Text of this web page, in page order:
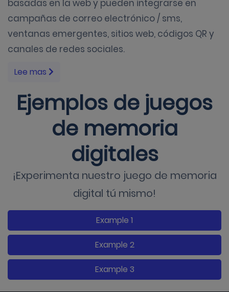
basadas en la web y pueden integrarse en
campañas de correo electrónico / sms,
ventanas emergentes, sitios web, códigos QR y
canales de redes sociales.
Lee mas
Ejemplos de juegos
de memoria
digitales
¡Experimenta nuestro juego de memoria
digital tú mismo!
Example 1
Example 2
Example 3